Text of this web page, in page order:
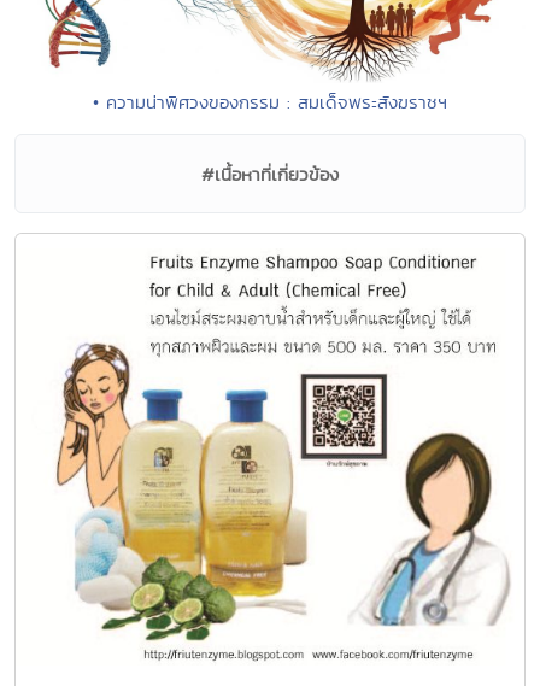
• ความน่าพิศวงของกรรม : สมเด็จพระสังฆราชฯ
#เนื้อหาที่เกี่ยวข้อง